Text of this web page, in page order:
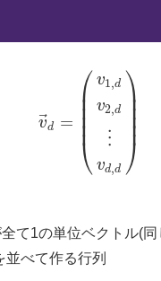
v⃗
d =
⎛
⎝
⎜⎜
⎜⎜⎜
v1,d
v2,d
⋮
vd,d
⎞
⎠
⎟⎟⎟⎟
⎟
v1, dv2 d )
て1の単位ベクトル(
べて作る行列